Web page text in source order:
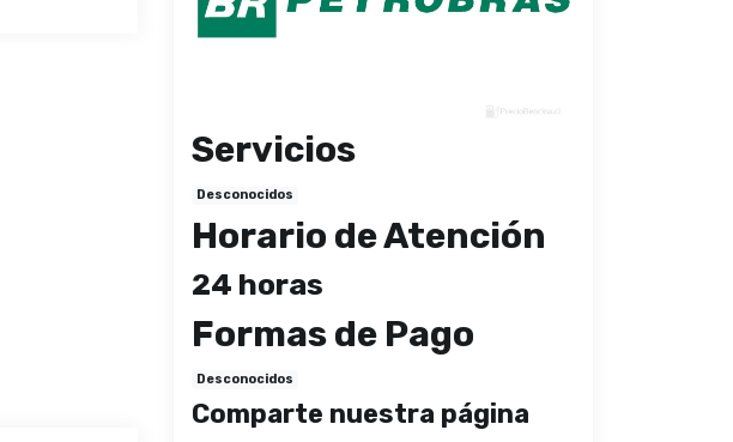
Servicios
Desconocidos
Horario de Atención
24 horas
Formas de Pago
Desconocidos
Comparte nuestra página